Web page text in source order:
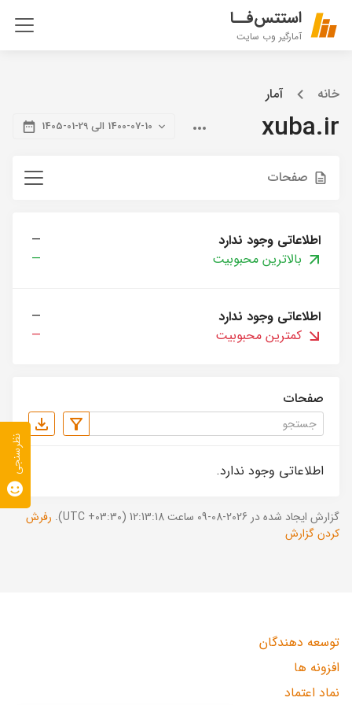
استتس‌فــا
آمارگیر وب سایت
خانه آمار
xuba.ir 1400-07-10 الی 29-01-1405
صفحات
اطلاعاتی وجود ندارد
—
بالاترین محبوبیت
—
اطلاعاتی وجود ندارد
—
کمترین محبوبیت
—
صفحات
اطلاعاتی وجود ندارد.
گزارش ایجاد شده در 2026-08-09 ساعت 12:13:18 (UTC +03:30).
رفرش
کردن گزارش
توسعه دهندگان
افزونه ها
نماد اعتماد
نظرسنجی